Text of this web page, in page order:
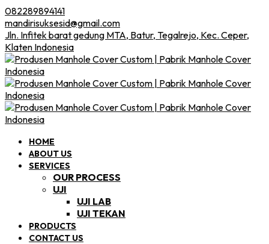
082289894141
mandirisuksesid@gmail.com
Jln. Infitek barat gedung MTA, Batur, Tegalrejo, Kec. Ceper,
Klaten Indonesia
HOME
ABOUT US
SERVICES
OUR PROCESS
UJI
UJI LAB
UJI TEKAN
PRODUCTS
CONTACT US